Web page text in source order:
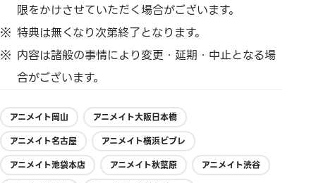
限をかけさせていただく場合がございます。
特典は無くなり次第終了となります。
内容は諸般の事情により変更・延期・中止となる場
合がございます。
アニメイト岡山
アニメイト大阪日本橋
アニメイト名古屋
アニメイト横浜ビブレ
アニメイト池袋本店
アニメイト秋葉原
アニメイト渋谷